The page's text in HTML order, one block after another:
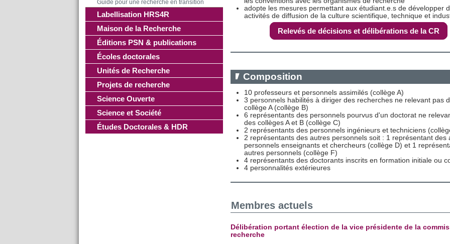
Guide pour une recherche en transition
Labellisation HRS4R
Maison de la Recherche
Éditions PSN & publications
Écoles doctorales
Unités de Recherche
Projets de recherche
Science Ouverte
Science et Société
Études Doctorales & HDR
adopte les mesures permettant aux étudiant.e.s de développer
activités de diffusion de la culture scientifique, technique et
Relevés de décisions et délibérations de la CR
Composition
10 professeurs et personnels assimilés (collège A)
3 personnels habilités à diriger des recherches ne relevant pas
collège A (collège B)
6 représentants des personnels pourvus d'un doctorat ne
des collèges A et B (collège C)
2 représentants des personnels ingénieurs et techniciens
2 représentants des autres personnels soit : 1 représentant des
personnels enseignants et chercheurs (collège D) et 1
autres personnels (collège F)
4 représentants des doctorants inscrits en formation initiale ou
4 personnalités extérieures
Membres actuels
Délibération portant élection de la vice présidente de la
recherche